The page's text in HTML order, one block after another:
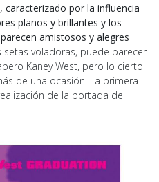
caracterizado por la influencia
planos y brillantes y los
amistosos y alegres
voladoras, puede parecer
Kaney West, pero lo cierto
de una ocasión. La primera
de la portada del